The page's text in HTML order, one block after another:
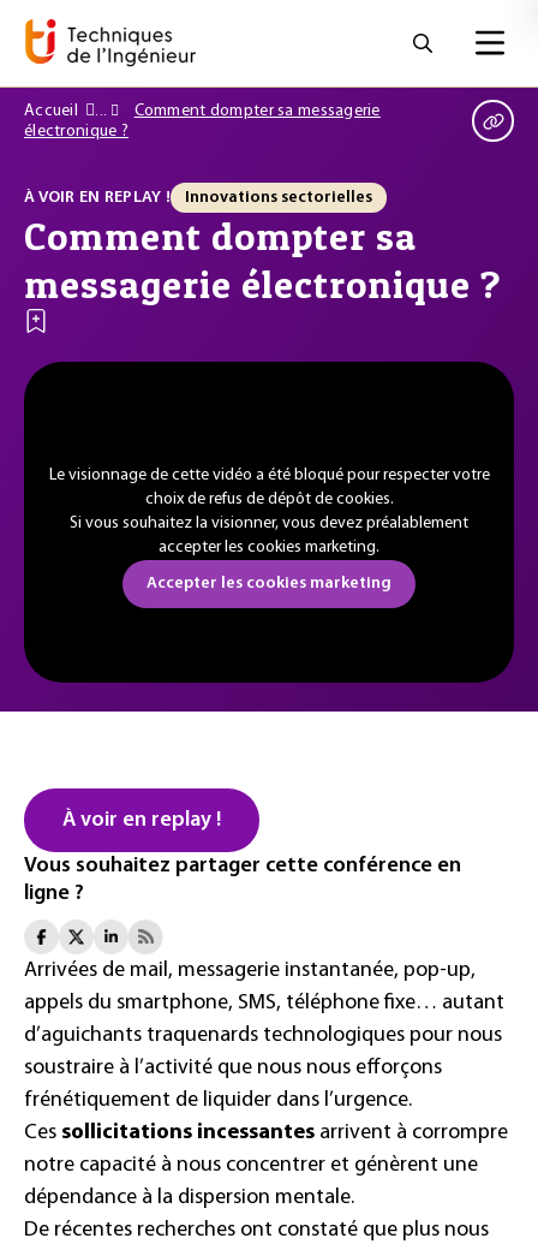
Accueil
Comment dompter sa messagerie
électronique ?
À VOIR EN REPLAY ! Innovations sectorielles
Comment dompter sa
messagerie électronique ?
Le visionnage de cette vidéo a été bloqué pour respecter votre
choix de refus de dépôt de cookies.
Si vous souhaitez la visionner, vous devez préalablement
accepter les cookies marketing.
Accepter les cookies marketing
À voir en replay !
Vous souhaitez partager cette conférence en
ligne ?
Arrivées de mail, messagerie instantanée, pop-up,
appels du smartphone, SMS, téléphone fixe… autant
d’aguichants traquenards technologiques pour nous
soustraire à l’activité que nous nous efforçons
frénétiquement de liquider dans l’urgence.
Ces sollicitations incessantes arrivent à corrompre
notre capacité à nous concentrer et génèrent une
dépendance à la dispersion mentale.
De récentes recherches ont constaté que plus nous